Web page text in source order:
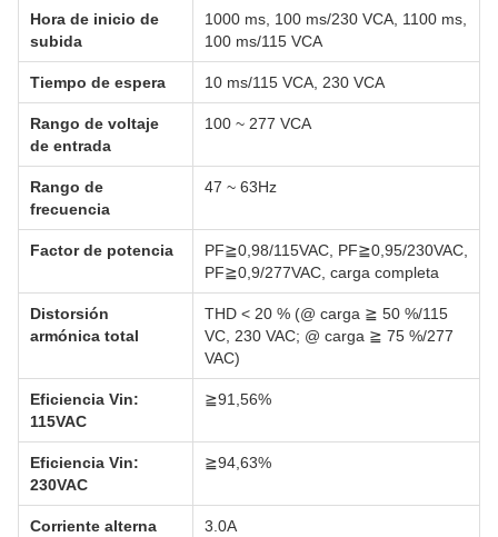
Hora de inicio de
subida
1000 ms, 100 ms/230 VCA, 1100 ms,
100 ms/115 VCA
Tiempo de espera 10 ms/115 VCA, 230 VCA
Rango de voltaje
de entrada
100 ~ 277 VCA
Rango de
frecuencia
47 ~ 63Hz
Factor de potencia
PF≧0,98/115VAC, PF≧0,95/230VAC,
PF≧0,9/277VAC, carga completa
Distorsión
armónica total
THD < 20 % (@ carga ≧ 50 %/115
VC, 230 VAC; @ carga ≧ 75 %/277
VAC)
Eficiencia Vin:
115VAC
≧91,56%
Eficiencia Vin:
230VAC
≧94,63%
Corriente alterna 3.0A